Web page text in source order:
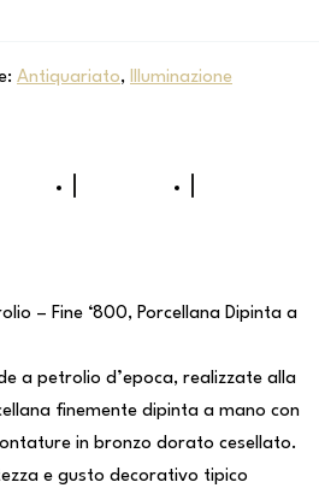
Antiquariato, Illuminazione
– Fine ‘800, Porcellana Dipinta a
a petrolio d’epoca, realizzate alla
finemente dipinta a mano con
in bronzo dorato cesellato.
e gusto decorativo tipico